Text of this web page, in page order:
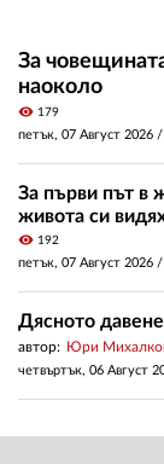
За
наоколо
visibility 179
петък, 07 Август 2026 /
За първи път в
живота си
visibility 192
петък, 07 Август 2026 /
Дясното
автор: Юри
четвъртък, 06 Август